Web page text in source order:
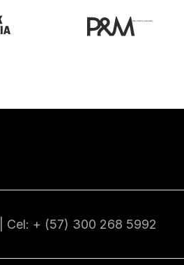
| Cel: + (57) 300 268 5992